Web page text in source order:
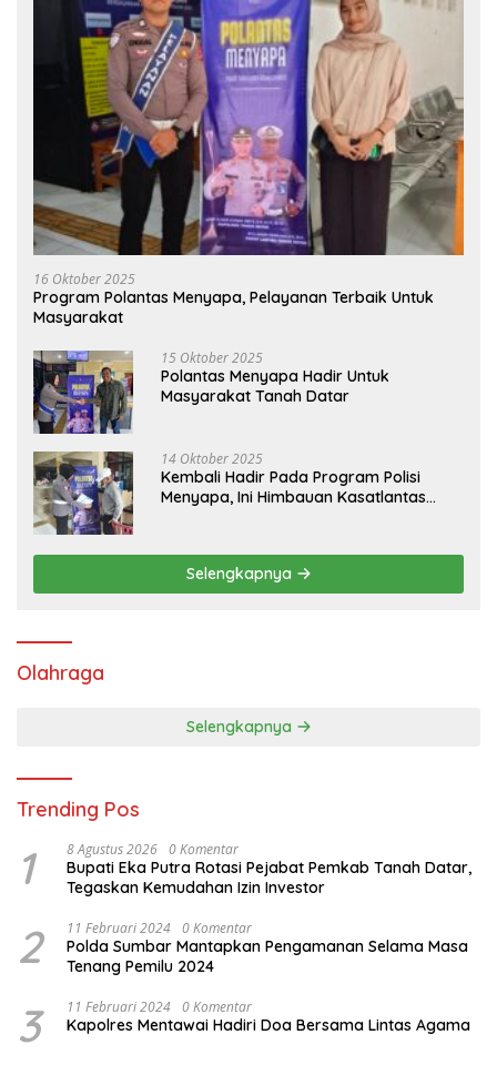
16 Oktober 2025
Program Polantas Menyapa, Pelayanan Terbaik Untuk
Masyarakat
15 Oktober 2025
Polantas Menyapa Hadir Untuk
Masyarakat Tanah Datar
14 Oktober 2025
Kembali Hadir Pada Program Polisi
Menyapa, Ini Himbauan Kasatlantas
Selengkapnya
Olahraga
Selengkapnya
Trending Pos
1 8 Agustus 2026 0 Komentar
Bupati Eka Putra Rotasi Pejabat Pemkab Tanah Datar,
Tegaskan Kemudahan Izin Investor
2 11 Februari 2024 0 Komentar
Polda Sumbar Mantapkan Pengamanan Selama Masa
Tenang Pemilu 2024
3 11 Februari 2024 0 Komentar
Kapolres Mentawai Hadiri Doa Bersama Lintas Agama